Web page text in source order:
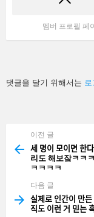
멤버 프로필 페
답
글
댓글을 달기 위해서는
more
이전 글
세 명이 모이면
리도 해보잨ㅋㅋ
ㅋㅋㅋㅋ
다음 글
실제로 인간이
직도 이런 거